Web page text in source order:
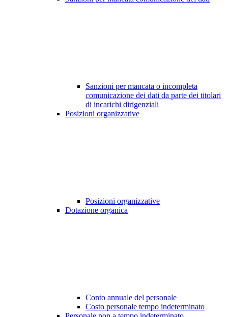
Sanzioni per mancata o incompleta
comunicazione dei dati da parte dei titolari
di incarichi dirigenziali
Posizioni organizzative
Posizioni organizzative
Dotazione organica
Conto annuale del personale
Costo personale tempo indeterminato